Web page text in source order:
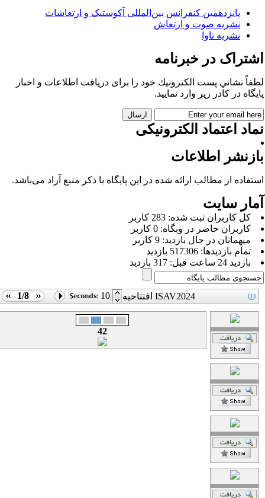
پانزدهمین کنفرانس بین‌المللی آکوستیک و ارتعاشات
نشریه صوت و ارتعاش
نشریه تاوا
در خبرنامه
نشاني پست الكترونيك خود را برای دريافت اطلاعات و اخبار
در كادر زير وارد نمایید.
اعتماد الکترونیکی
اطلاعات
از مطالب ارائه شده در این پایگاه با ذکر منبع آزاد می‌باشد.
سایت
كل کاربران ثبت شده: 283 کاربر
کاربران حاضر در وبگاه: 0 کاربر
ميهمانان در حال بازديد: 9 کاربر
تمام بازديد‌ها: 517306 بازدید
بازديد 24 ساعت قبل: 317 بازدید
1/8 10 افتتاحیه ISAV2024
42